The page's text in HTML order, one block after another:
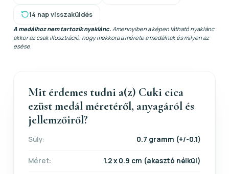
14 nap visszaküldés
A medálhoz nem tartozik nyaklánc. Amennyiben a képen látható nyaklánc
akkor az csak illusztráció, hogy mekkora a mérete a medálnak és milyen az
esése.
Mit érdemes tudni a(z) Cuki cica
ezüst medál méretéről, anyagáról és
jellemzőiről?
Súly: 0.7 gramm (+/-0.1)
Méret: 1.2 x 0.9 cm (akasztó nélkül)